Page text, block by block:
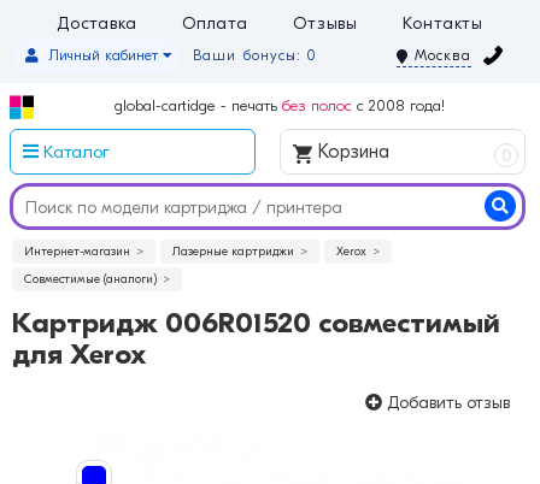
Доставка Оплата Отзывы Контакты
Ваши бонусы: 0
Личный кабинет Москва
global-cartidge - печать без полос с 2008 года!
Каталог Корзина 0
Интернет-магазин Лазерные картриджи
Xerox
Совместимые (аналоги)
Картридж 006R01520 совместимый
для Xerox
Добавить отзыв